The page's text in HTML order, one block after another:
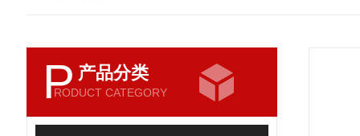
P 产品分类
RODUCT CATEGORY